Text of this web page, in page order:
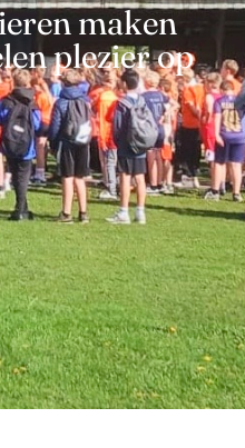
maken
plezier op